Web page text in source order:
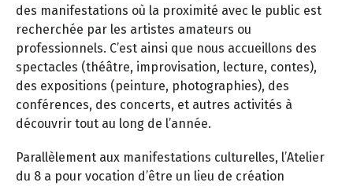
des manifestations où la proximité avec le public est
recherchée par les artistes amateurs ou
professionnels. C’est ainsi que nous accueillons des
spectacles (théâtre, improvisation, lecture, contes),
des expositions (peinture, photographies), des
conférences, des concerts, et autres activités à
découvrir tout au long de l’année.
Parallèlement aux manifestations culturelles, l’Atelier
du 8 a pour vocation d’être un lieu de création